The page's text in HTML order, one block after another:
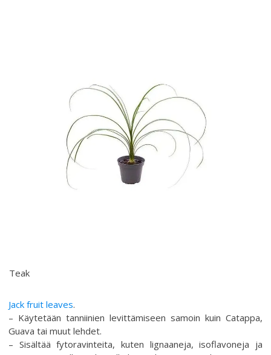
Teak
Jack fruit leaves.
– Käytetään tanniinien levittämiseen samoin kuin Catappa,
Guava tai muut lehdet.
– Sisältää fytoravinteita, kuten lignaaneja, isoflavoneja ja